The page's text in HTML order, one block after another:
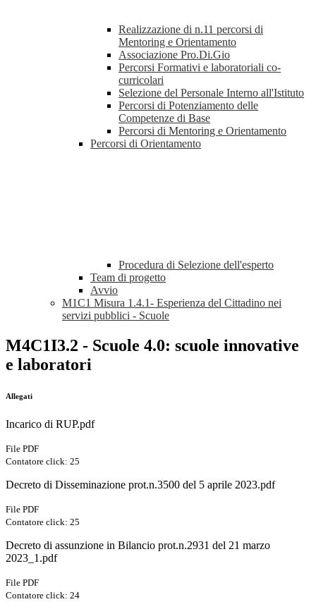
Realizzazione di n.11 percorsi di
Mentoring e Orientamento
Associazione Pro.Di.Gio
Percorsi Formativi e laboratoriali co-
curricolari
Selezione del Personale Interno all'Istituto
Percorsi di Potenziamento delle
Competenze di Base
Percorsi di Mentoring e Orientamento
Percorsi di Orientamento
Procedura di Selezione dell'esperto
Team di progetto
Avvio
M1C1 Misura 1.4.1- Esperienza del Cittadino nei
servizi pubblici - Scuole
M4C1I3.2 - Scuole 4.0: scuole innovative
e laboratori
Allegati
Incarico di RUP.pdf
File PDF
Contatore click: 25
Decreto di Disseminazione prot.n.3500 del 5 aprile 2023.pdf
File PDF
Contatore click: 25
Decreto di assunzione in Bilancio prot.n.2931 del 21 marzo
2023_1.pdf
File PDF
Contatore click: 24